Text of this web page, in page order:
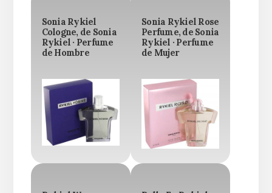
Sonia Rykiel
Cologne, de Sonia
Rykiel · Perfume
de Hombre
Sonia Rykiel Rose
Perfume, de Sonia
Rykiel · Perfume
de Mujer